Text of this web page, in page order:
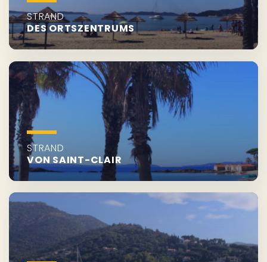
STRAND
DES ORTSZENTRUMS
STRAND
VON SAINT-CLAIR